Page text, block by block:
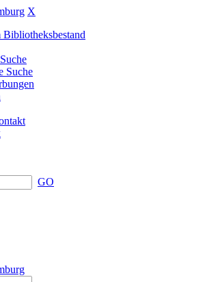
X
Suche
GO